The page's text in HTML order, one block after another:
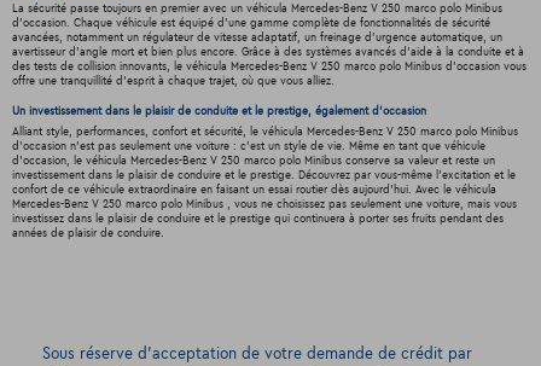
La sécurité passe toujours en premier avec un véhicula Mercedes-Benz V 250 marco polo Minibus
d'occasion. Chaque véhicule est équipé d'une gamme complète de fonctionnalités de sécurité
avancées, notamment un régulateur de vitesse adaptatif, un freinage d'urgence automatique, un
avertisseur d'angle mort et bien plus encore. Grâce à des systèmes avancés d'aide à la conduite et à
des tests de collision innovants, le véhicula Mercedes-Benz V 250 marco polo Minibus d'occasion vous
offre une tranquillité d'esprit à chaque trajet, où que vous alliez.
Un investissement dans le plaisir de conduite et le prestige, également d'occasion
Alliant style, performances, confort et sécurité, le véhicula Mercedes-Benz V 250 marco polo Minibus
d'occasion n'est pas seulement une voiture : c'est un style de vie. Même en tant que véhicule
d'occasion, le véhicula Mercedes-Benz V 250 marco polo Minibus conserve sa valeur et reste un
investissement dans le plaisir de conduire et le prestige. Découvrez par vous-même l'excitation et le
confort de ce véhicule extraordinaire en faisant un essai routier dès aujourd'hui. Avec le véhicula
Mercedes-Benz V 250 marco polo Minibus , vous ne choisissez pas seulement une voiture, mais vous
investissez dans le plaisir de conduire et le prestige qui continuera à porter ses fruits pendant des
années de plaisir de conduire.
Sous réserve d’acceptation de votre demande de crédit par